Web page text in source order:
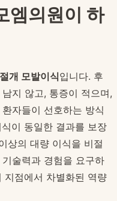
엠의원이 하
개 모발이식입니다. 후
지 않고, 통증이 적으며,
자들이 선호하는 방식
이 동일한 결과를 보장
상의 대량 이식을 비절
술력과 경험을 요구하
지점에서 차별화된 역량